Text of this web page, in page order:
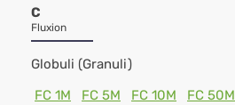
C
Fluxion
Globuli (Granuli)
FC 1M
FC 5M FC 10M FC 50M